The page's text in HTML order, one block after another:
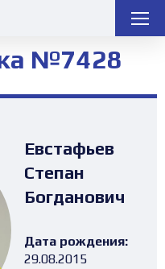
№7428
Евстафьев
Степан
Богданович
Дата рождения:
29.08.2015